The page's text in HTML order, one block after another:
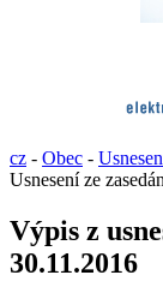
cz - Obec -
Usnesení ze
Výpis z
30.11.2016